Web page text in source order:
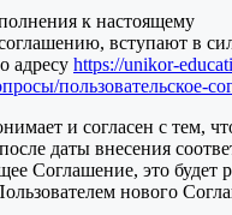
к настоящему
вступают в
адресу https://unikor-
пользовательское-
и согласен с тем,
даты внесения
Соглашение, это будет
нового